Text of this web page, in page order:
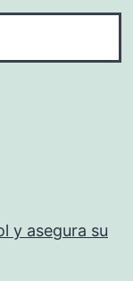
y asegura su